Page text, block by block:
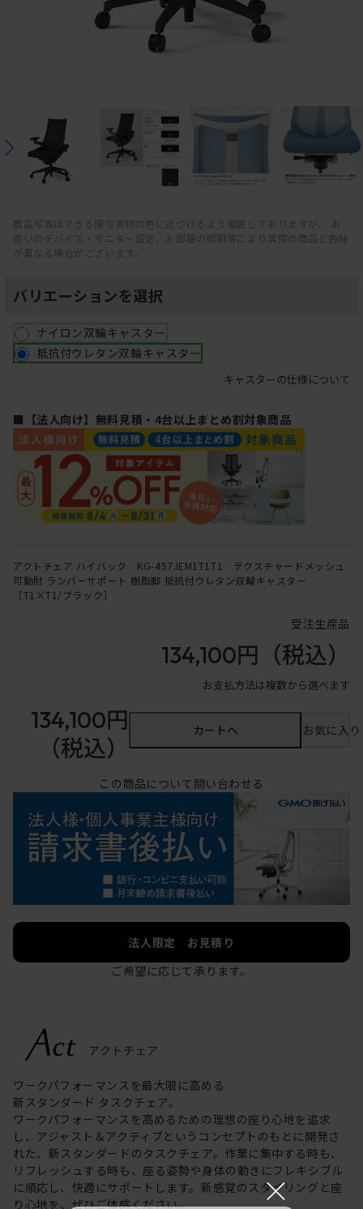
商品写真はできる限り実物の色に近づけるよう徹底しておりますが、 お
使いのデバイス・モニター設定、お部屋の照明等により実際の商品と色味
が異なる場合がございます。
バリエーションを選択
ナイロン双輪キャスター
抵抗付ウレタン双輪キャスター
キャスターの仕様について
■【法人向け】無料見積・4台以上まとめ割対象商品
アクトチェア ハイバック KG-457JEM1T1T1 テクスチャードメッシュ
可動肘 ランバーサポート 樹脂脚 抵抗付ウレタン双輪キャスター
［T1×T1/ブラック］
受注生産品
134,100円 （税込）
お支払方法は複数から選べます
134,100円
（税込）
カートへ お気に入
この商品について問い合わせる
法人限定 お見積り
ご希望に応じて承ります。
ワークパフォーマンスを最大限に高める
新スタンダード タスクチェア。
ワークパフォーマンスを高めるための理想の座り心地を追求
し、アジャスト＆アクティブというコンセプトのもとに開発さ
れた、新スタンダードのタスクチェア。作業に集中する時も、
リフレッシュする時も、座る姿勢や身体の動きにフレキシブル
に順応し、快適にサポートします。新感覚のスタイリングと座
り心地を、ぜひご体感ください。
×